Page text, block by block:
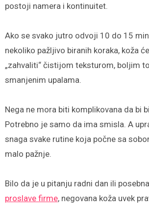
postoji namera i kontinuitet.
Ako se svako jutro odvoji 10 do 15
nekoliko pažljivo biranih koraka, koža
„zahvaliti“ čistijom teksturom, boljim
smanjenim upalama.
Nega ne mora biti komplikovana da bi
Potrebno je samo da ima smisla. A
snaga svake rutine koja počne sa
malo pažnje.
Bilo da je u pitanju radni dan ili
proslave firme, negovana koža uvek